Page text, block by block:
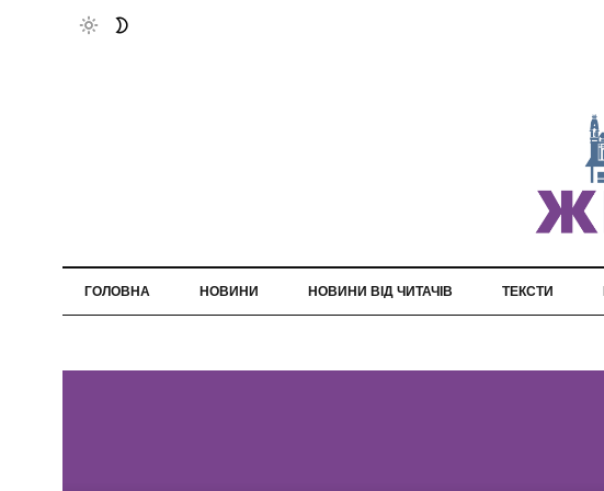
ГОЛОВНА НОВИНИ НОВИНИ ВІД ЧИТАЧІВ ТЕКСТИ